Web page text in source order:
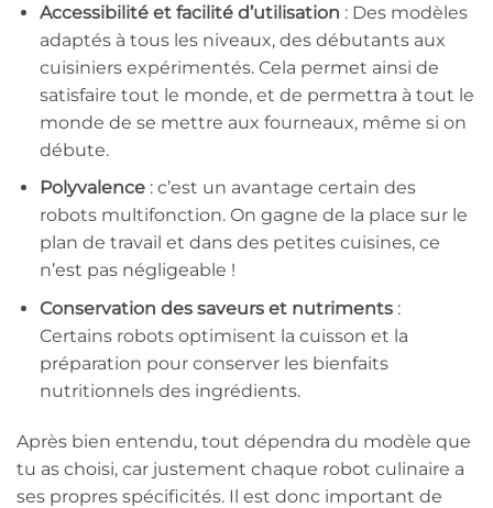
Accessibilité et facilité d’utilisation : Des modèles
adaptés à tous les niveaux, des débutants aux
cuisiniers expérimentés. Cela permet ainsi de
satisfaire tout le monde, et de permettra à tout le
monde de se mettre aux fourneaux, même si on
débute.
Polyvalence: c’est un avantage certain des
robots multifonction. On gagne de la place sur le
plan de travail et dans des petites cuisines, ce
n’est pas négligeable !
Conservation des saveurs et nutriments:
Certains robots optimisent la cuisson et la
préparation pour conserver les bienfaits
nutritionnels des ingrédients.
Après bien entendu, tout dépendra du modèle que
tu as choisi, car justement chaque robot culinaire a
ses propres spécificités. Il est donc important de